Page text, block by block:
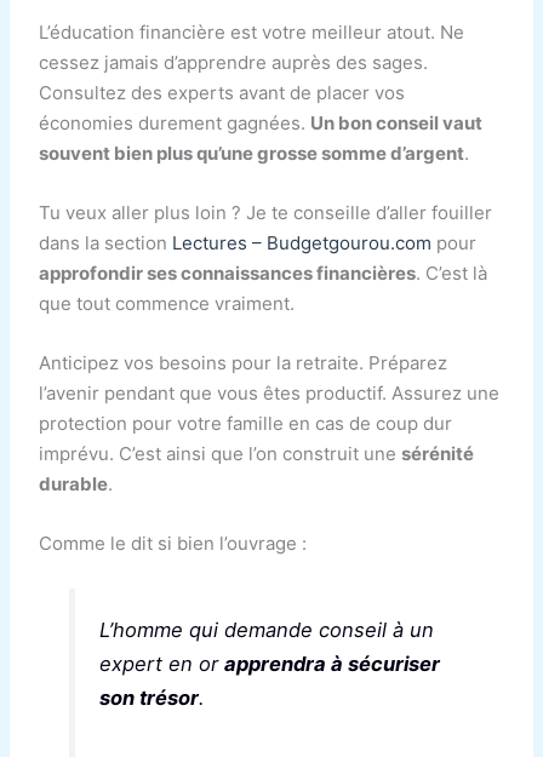
L’éducation financière est votre meilleur atout. Ne
cessez jamais d’apprendre auprès des sages.
Consultez des experts avant de placer vos
économies durement gagnées. Un bon conseil vaut
souvent bien plus qu’une grosse somme d’argent.
Tu veux aller plus loin ? Je te conseille d’aller fouiller
dans la section Lectures – Budgetgourou.com pour
approfondir ses connaissances financières. C’est là
que tout commence vraiment.
Anticipez vos besoins pour la retraite. Préparez
l’avenir pendant que vous êtes productif. Assurez une
protection pour votre famille en cas de coup dur
imprévu. C’est ainsi que l’on construit unesérénité
durable.
Comme le dit si bien l’ouvrage :
L’homme qui demande conseil à un
expert en or apprendra à sécuriser
son trésor.